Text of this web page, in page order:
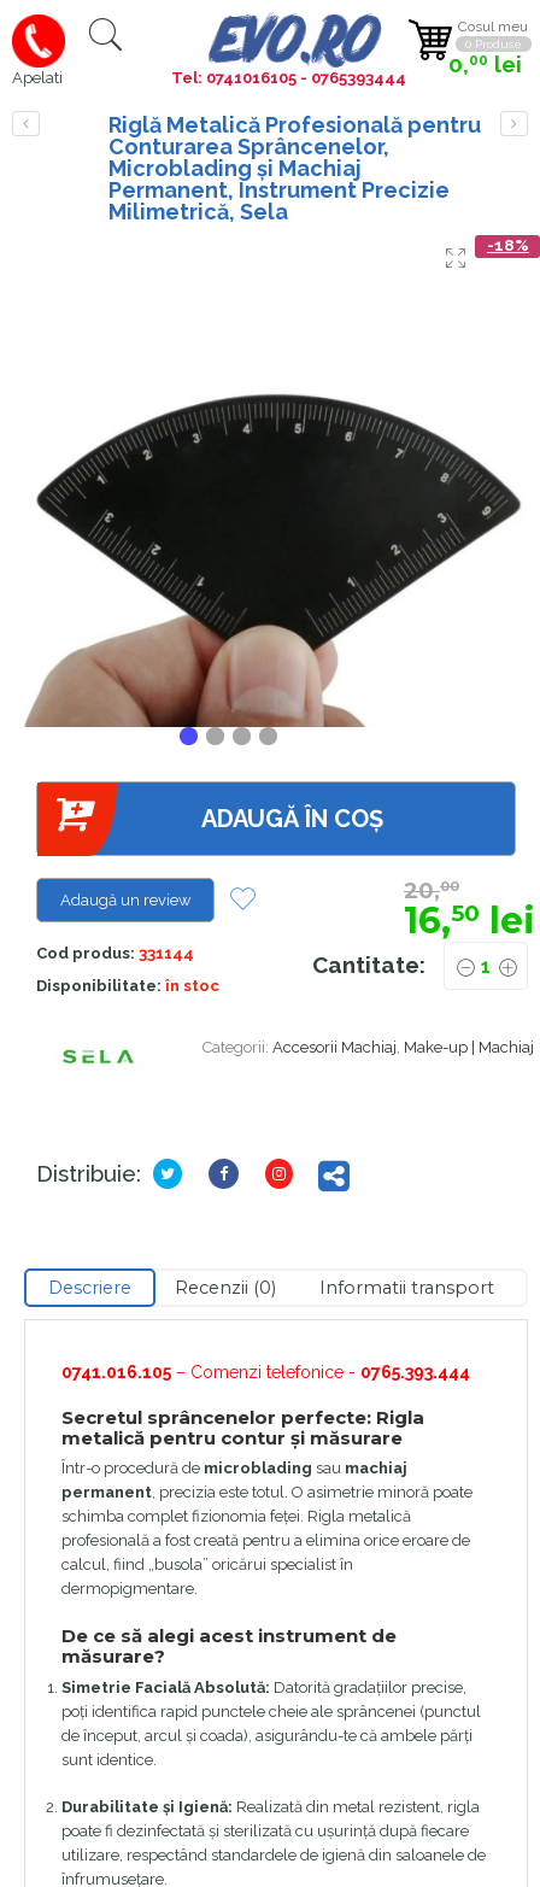
Apelati
Cosul meu
0 Produse
0,00 lei
Tel: 0741016105 - 0765393444
Riglă Metalică Profesională pentru
Conturarea Sprâncenelor,
Microblading și Machiaj
Permanent, Instrument Precizie
Milimetrică, Sela
-18%
Categorii: Accesorii Machiaj, Make-up | Machiaj
ADAUGĂ ÎN COȘ
Cantitate:
Adaugă un review
Cod produs:331144
Disponibilitate: în stoc
20,00
16,50 lei
Distribuie:
Descriere Recenzii (0) Informatii transport
0741.016.105 – Comenzi telefonice - 0765.393.444
Secretul sprâncenelor perfecte: Rigla
metalică pentru contur și măsurare
Într-o procedură de microblading sau machiaj
permanent, precizia este totul. O asimetrie minoră poate
schimba complet fizionomia feței. Rigla metalică
profesională a fost creată pentru a elimina orice eroare de
calcul, fiind „busola” oricărui specialist în
dermopigmentare.
De ce să alegi acest instrument de
măsurare?
Simetrie Facială Absolută: Datorită gradațiilor precise,
poți identifica rapid punctele cheie ale sprâncenei (punctul
de început, arcul și coada), asigurându-te că ambele părți
sunt identice.
Durabilitate și Igienă: Realizată din metal rezistent, rigla
poate fi dezinfectată și sterilizată cu ușurință după fiecare
utilizare, respectând standardele de igienă din saloanele de
înfrumusețare.